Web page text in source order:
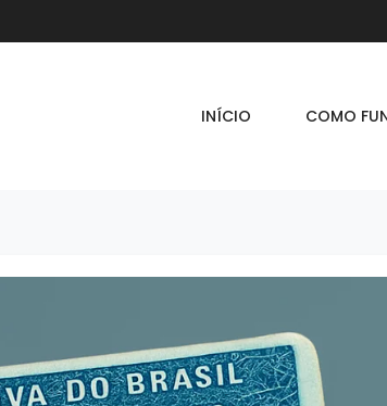
INÍCIO COMO